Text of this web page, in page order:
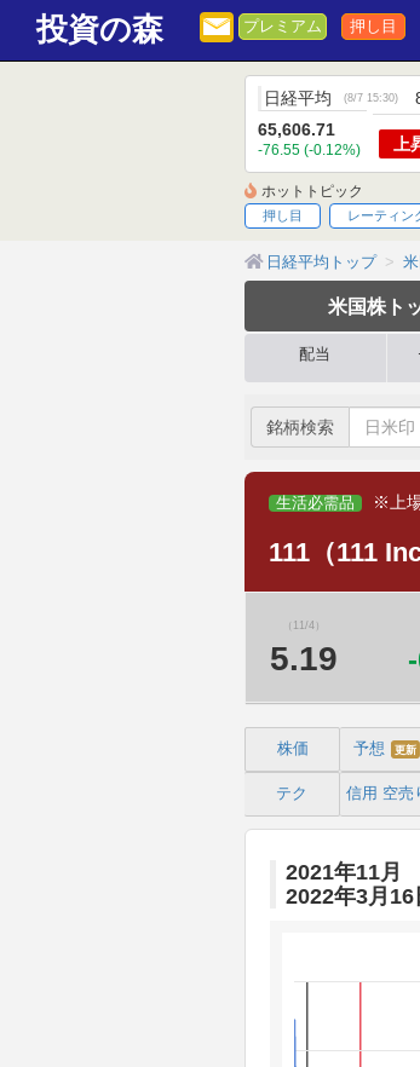
投資の森 プレミアム 押し目
日経平均 (8/7 15:30)
65,606.71
-76.55 (-0.12%) 上
ホットトピック
押し目 レーティン
日経平均トップ
米国株 ト
配当
銘柄検索
生活必需品 ※上
111（111 Inc
（11/4）
5.19
株価 予想 更新
テク 信用 空売
2021年11月
2022年3月
Chart
The chart has 1